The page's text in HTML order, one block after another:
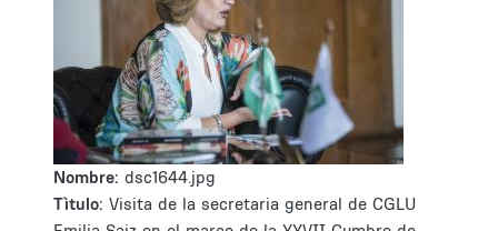
Nombre: dsc1644.jpg
Tìtulo: Visita de la secretaria general de CGLU